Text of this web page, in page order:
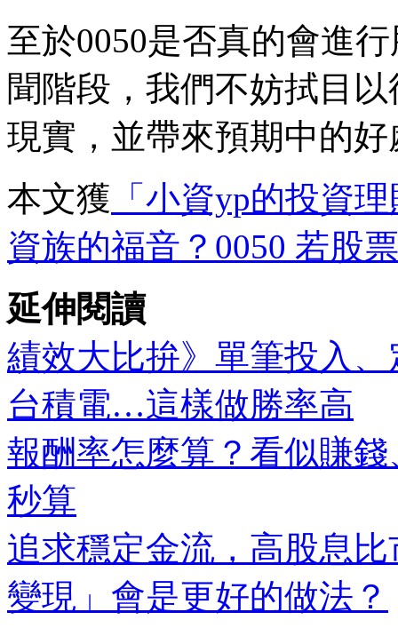
至於0050是否真的會進
聞階段，我們不妨拭目
現實，並帶來預期中的好
本文獲 「小資yp的投資
資族的福音？0050 若股
延伸閱讀
績效大比拚》單筆投入
台積電…這樣做勝率高
報酬率怎麼算？看似賺
秒算
追求穩定金流，高股息
變現」會是更好的做法？